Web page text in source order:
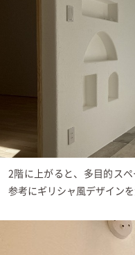
2階に上がると、多目的ス
参考にギリシャ風デザイン